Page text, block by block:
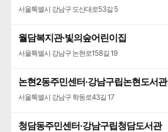
서울특별시 강남구 도산대로53길 5
월담복지관·빛의숲어린이집
서울특별시 강남구 논현로158길 19
논현2동주민센터·강남구립논현도서관
서울특별시 강남구 학동로43길 17
청담동주민센터·강남구립청담도서관